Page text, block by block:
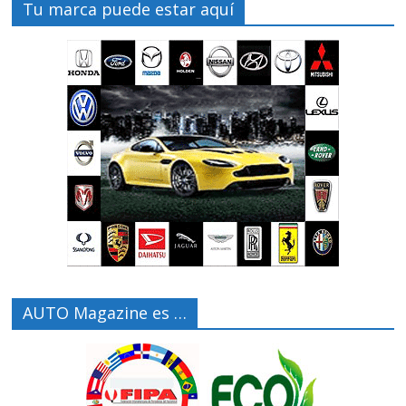
Tu marca puede estar aquí
AUTO Magazine es …